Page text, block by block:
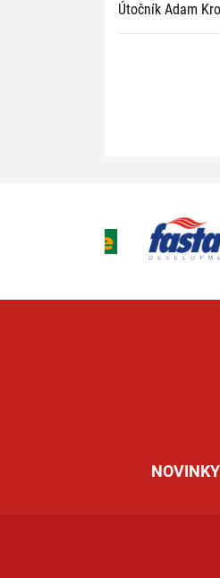
Útočník Adam
NOVINKY